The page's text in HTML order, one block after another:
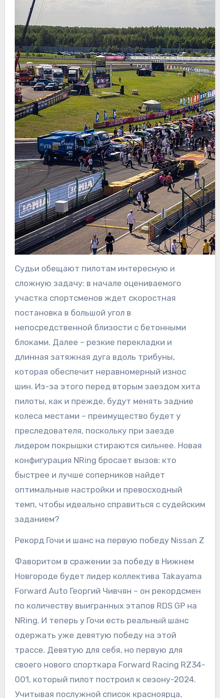
Судьи обещают пилотам интересную и
сложную задачу: в начале оцениваемого
участка спортсменов ждет скоростная
постановка в большой угол в
непосредственной близости с бетонными
блоками. Далее – резкие перекладки и
длинная затяжная дуга вдоль трибуны,
которая обеспечит неравномерный износ
шин. Из-за этого перед вторым заездом хита
пилоты, как и прежде, будут менять задние
колеса местами – преимущество будет у
преследователя, поскольку при заезде
лидером покрышки стираются сильнее. Новая
конфигурация NRing бросает вызов: кто
быстрее и лучше соперников найдет
оптимальные настройки и превосходный
темп, чтобы идеально справиться с судейским
заданием?
Рекорд Гочи и шанс на первую победу Nissan Z
Фаворитом в сражении за победу в Нижнем
Новгороде будет лидер коллектива Takayama
Forward Auto Георгий Чивчян – он рекордсмен
по количеству выигранных этапов RDS GP на
NRing. И теперь у Гочи есть реальный шанс
одержать уже девятую победу на этой
трассе. Девятую для себя, но первую для
своего нового спорткара Forward Racing RZ34-
001, который пилот построил к сезону-2024.
Учитывая послужной список красноярца,